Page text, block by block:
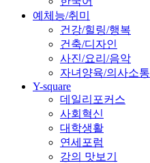
예체능/취미
건강/힐링/행복
건축/디자인
사진/요리/음악
자녀양육/의사소통
Y-square
데일리포커스
사회혁신
대학생활
연세포럼
강의 맛보기